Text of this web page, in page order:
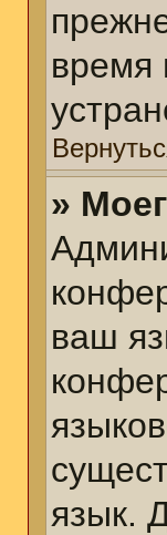
время
»
ваш
язык.